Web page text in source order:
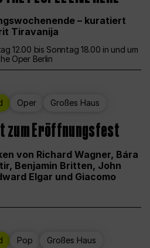
– kuratiert
Tiravanija
12.00 bis Sonntag 18.00 in und um
Oper Berlin
Oper Großes Haus
zum Eröffnungsfest
von Richard Wagner, Bára
Benjamin Britten, John
Elgar und Giacomo
Pop Großes Haus